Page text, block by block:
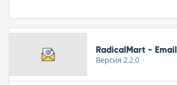
RadicalMart - Email
Версия 2.2.0